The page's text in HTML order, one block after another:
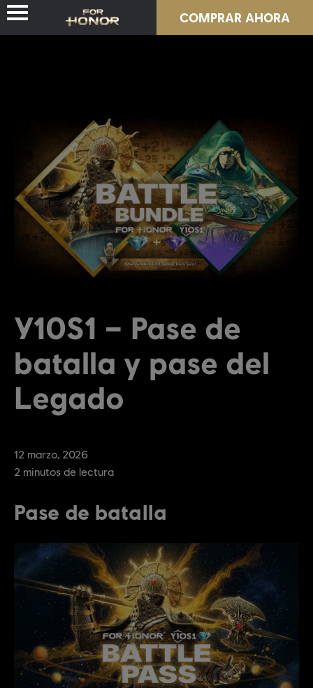
PASES
NUEVA TEMPORADA
RECURSOS
COMPRAR AHORA
12 marzo 2026
2 minutos de lectura
Y10S1 – Pase de
batalla y pase del
Legado
Pase de batalla